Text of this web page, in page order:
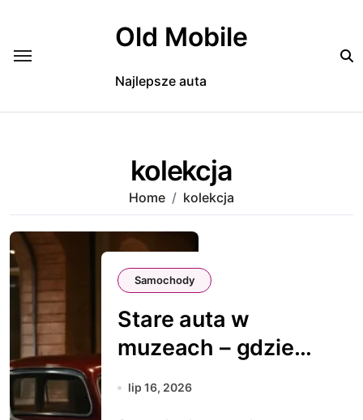
Old Mobile
Najlepsze auta
kolekcja
Home kolekcja
Samochody
Stare auta w
muzeach – gdzie
warto pojechać
lip 16, 2026